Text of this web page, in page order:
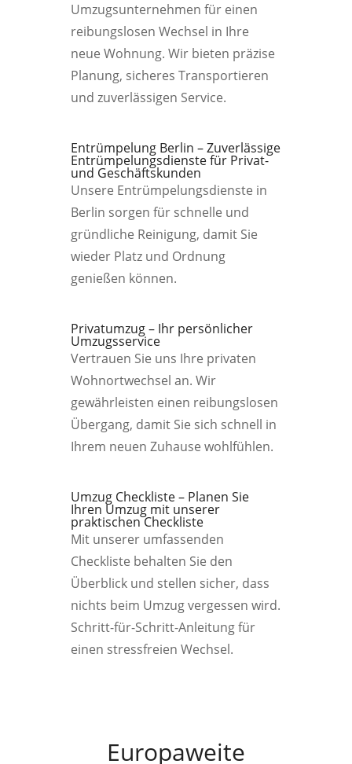
Umzugsunternehmen für einen
reibungslosen Wechsel in Ihre
neue Wohnung. Wir bieten präzise
Planung, sicheres Transportieren
und zuverlässigen Service.
Entrümpelung Berlin – Zuverlässige
Entrümpelungsdienste für Privat-
und Geschäftskunden
Unsere Entrümpelungsdienste in
Berlin sorgen für schnelle und
gründliche Reinigung, damit Sie
wieder Platz und Ordnung
genießen können.
Privatumzug – Ihr persönlicher
Umzugsservice
Vertrauen Sie uns Ihre privaten
Wohnortwechsel an. Wir
gewährleisten einen reibungslosen
Übergang, damit Sie sich schnell in
Ihrem neuen Zuhause wohlfühlen.
Umzug Checkliste – Planen Sie
Ihren Umzug mit unserer
praktischen Checkliste
Mit unserer umfassenden
Checkliste behalten Sie den
Überblick und stellen sicher, dass
nichts beim Umzug vergessen wird.
Schritt-für-Schritt-Anleitung für
einen stressfreien Wechsel.
Europaweite